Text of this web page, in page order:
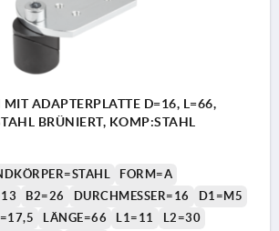
ADAPTERPLATTE D=16, L=66,
BRÜNIERT, KOMP:STAHL
FORM=A
B2=26 DURCHMESSER=16
D1=M5
LÄNGE=66 L1=11
L2=30